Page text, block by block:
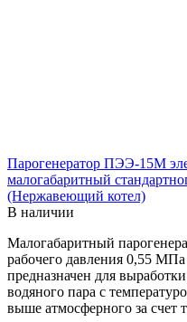
Парогенератор ПЭЭ-15М
малогабаритный
(Нержавеющий котел)
В наличии
Малогабаритный
рабочего давления 0,55
предназначен для
водяного пара с
выше атмосферного за счет